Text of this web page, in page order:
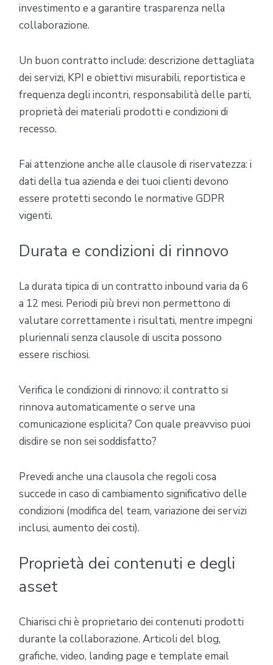
investimento e a garantire trasparenza nella
collaborazione.
Un buon contratto include: descrizione dettagliata
dei servizi, KPI e obiettivi misurabili, reportistica e
frequenza degli incontri, responsabilità delle parti,
proprietà dei materiali prodotti e condizioni di
recesso.
Fai attenzione anche alle clausole di riservatezza: i
dati della tua azienda e dei tuoi clienti devono
essere protetti secondo le normative GDPR
vigenti.
Durata e condizioni di rinnovo
La durata tipica di un contratto inbound varia da 6
a 12 mesi. Periodi più brevi non permettono di
valutare correttamente i risultati, mentre impegni
pluriennali senza clausole di uscita possono
essere rischiosi.
Verifica le condizioni di rinnovo: il contratto si
rinnova automaticamente o serve una
comunicazione esplicita? Con quale preavviso puoi
disdire se non sei soddisfatto?
Prevedi anche una clausola che regoli cosa
succede in caso di cambiamento significativo delle
condizioni (modifica del team, variazione dei servizi
inclusi, aumento dei costi).
Proprietà dei contenuti e degli
asset
Chiarisci chi è proprietario dei contenuti prodotti
durante la collaborazione. Articoli del blog,
grafiche, video, landing page e template email